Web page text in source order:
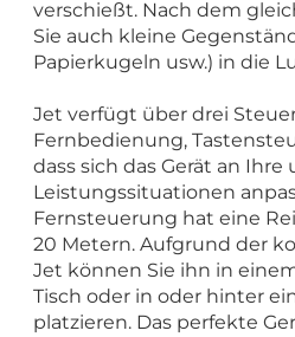
verschießt. Nach dem
Sie auch kleine
Papierkugeln usw.) in die
Jet verfügt über drei
Fernbedienung,
dass sich das Gerät an
Leistungssituationen
Fernsteuerung hat eine
20 Metern. Aufgrund der
Jet können Sie ihn in
Tisch oder in oder hinter
platzieren. Das perfekte